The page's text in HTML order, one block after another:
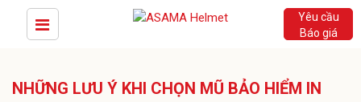
Yêu cầu
Báo giá
NHỮNG LƯU Ý KHI CHỌN MŨ BẢO HIỂM IN